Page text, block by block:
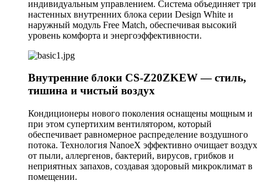
индивидуальным управлением. Система объединяет три
настенных внутренних блока серии Design White и
наружный модуль Free Match, обеспечивая высокий
уровень комфорта и энергоэффективности.
Внутренние блоки CS-Z20ZKEW — стиль,
тишина и чистый воздух
Кондиционеры нового поколения оснащены мощным и
при этом супертихим вентилятором, который
обеспечивает равномерное распределение воздушного
потока. Технология NanoeX эффективно очищает воздух
от пыли, аллергенов, бактерий, вирусов, грибков и
неприятных запахов, создавая здоровый микроклимат в
помещении.